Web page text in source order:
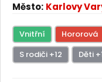
Město: Karlovy
Vnitřní Hororová
S rodiči +12
Děti